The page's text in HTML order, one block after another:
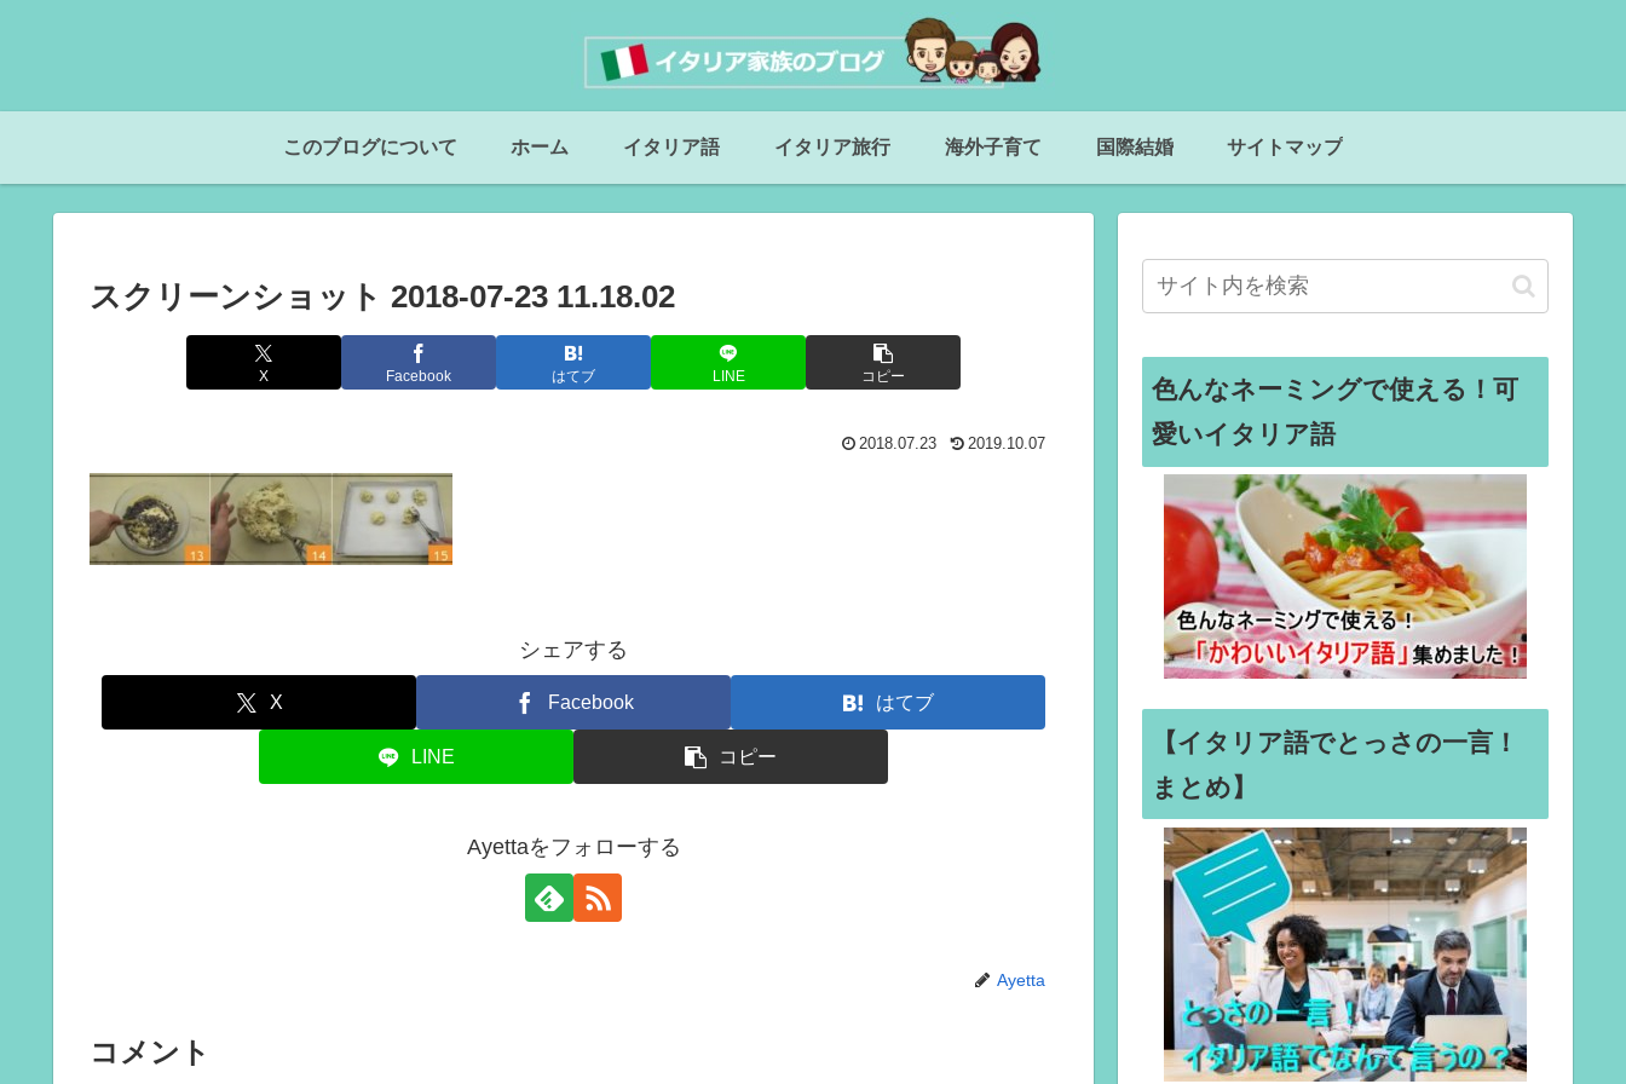
このブログについて ホーム イタリア語 イタリア旅行 海外子育て 国際結婚 サイトマップ
スクリーンショット 2018-07-23 11.18.02
X Facebook はてブ LINE コピー
2018.07.23 2019.10.07
シェアする
X Facebook はてブ
LINE コピー
Ayettaをフォローする
Ayetta
コメント
色んなネーミングで使える！可
愛いイタリア語
【イタリア語でとっさの一言！
まとめ】